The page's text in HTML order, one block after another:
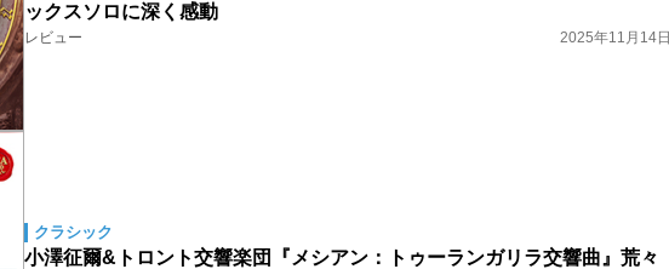
ックスソロに深く感動
レビュー 2025年11月14日
クラシック
小澤征爾&トロント交響楽団『メシアン：トゥーランガリラ交響曲』荒々